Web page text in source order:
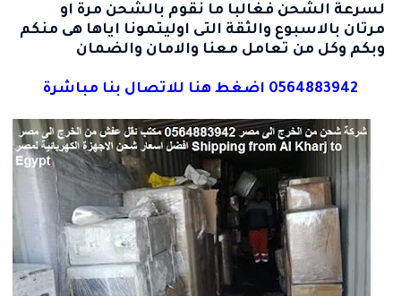
لسرعة الشحن فغالبا ما نقوم بالشحن مرة او
مرتان بالاسبوع والثقة التى اوليتمونا اياها هى منكم
وبكم وكل من تعامل معنا والامان والضمان
0564883942 اضغط هنا للاتصال بنا مباشرة